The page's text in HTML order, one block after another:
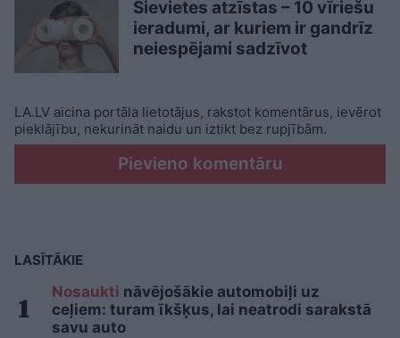
Sievietes atzīstas – 10 vīriešu
ieradumi, ar kuriem ir gandrīz
neiespējami sadzīvot
LA.LV aicina portāla lietotājus, rakstot komentārus, ievērot
pieklājību, nekurināt naidu un iztikt bez rupjībām.
Pievieno komentāru
LASĪTĀKIE
Nosaukti nāvējošākie automobiļi uz
ceļiem: turam īkšķus, lai neatrodi sarakstā
savu auto